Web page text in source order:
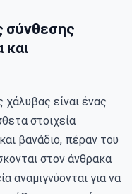
σύνθεσης
και
είναι ένας
στοιχεία
βανάδιο, πέραν του
στον άνθρακα
αναμιγνύονται για να